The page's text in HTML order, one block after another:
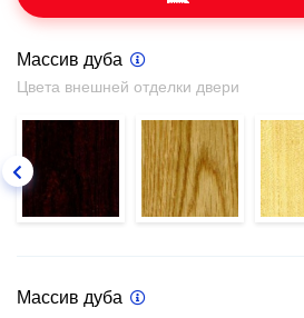
Массив дуба
Цвета внешней отделки двери
Массив дуба